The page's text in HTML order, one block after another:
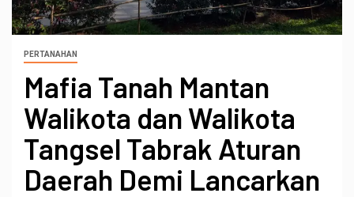
PERTANAHAN
Mafia Tanah Mantan
Walikota dan Walikota
Tangsel Tabrak Aturan
Daerah Demi Lancarkan